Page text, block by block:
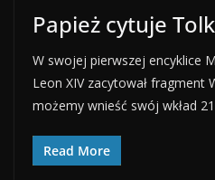
Papież cytuje
W swojej pierwszej encyklice
Leon XIV zacytował fragment
możemy wnieść swój wkład
Read More